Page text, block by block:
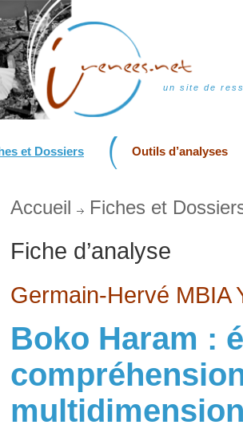
un site de
et Dossiers Outils d’analyses
Accueil Fiches et
Fiche d’analyse
Germain-Hervé MBIA
Boko Haram :